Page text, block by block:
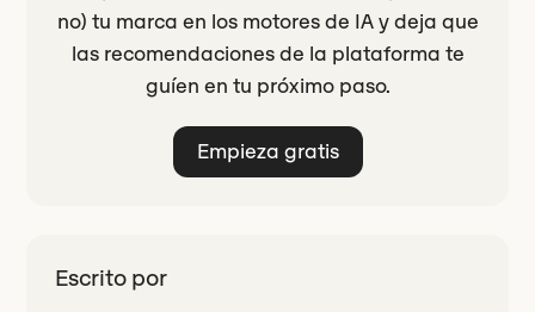
no) tu marca en los motores de IA y deja que
las recomendaciones de la plataforma te
guíen en tu próximo paso.
Empieza gratis
Escrito por